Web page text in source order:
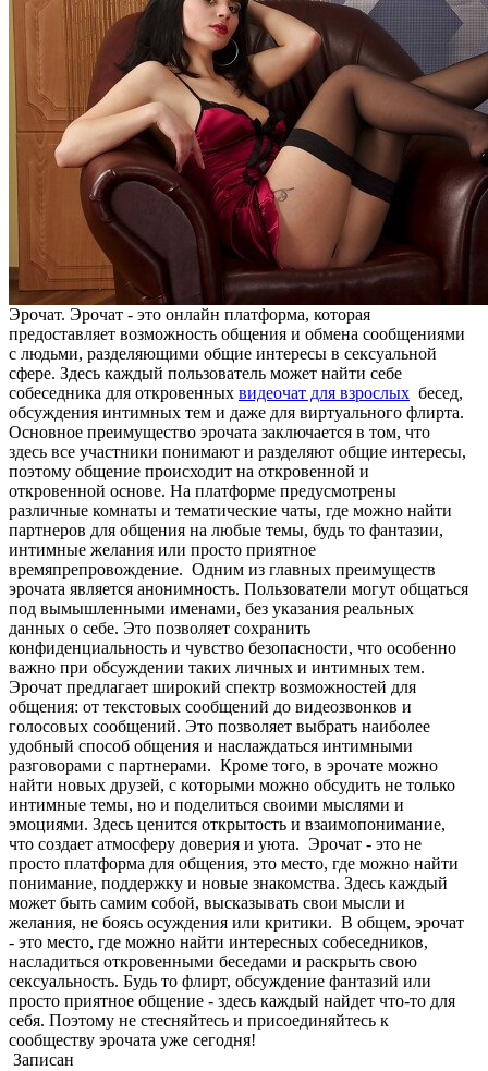
Эрочат. Эрочат - это онлайн платформа, которая
предоставляет возможность общения и обмена сообщениями
с людьми, разделяющими общие интересы в сексуальной
сфере. Здесь каждый пользователь может найти себе
собеседника для откровенных видеочат для взрослых бесед,
обсуждения интимных тем и даже для виртуального флирта.
Основное преимущество эрочата заключается в том, что
здесь все участники понимают и разделяют общие интересы,
поэтому общение происходит на откровенной и
откровенной основе. На платформе предусмотрены
различные комнаты и тематические чаты, где можно найти
партнеров для общения на любые темы, будь то фантазии,
интимные желания или просто приятное
времяпрепровождение. Одним из главных преимуществ
эрочата является анонимность. Пользователи могут общаться
под вымышленными именами, без указания реальных
данных о себе. Это позволяет сохранить
конфиденциальность и чувство безопасности, что особенно
важно при обсуждении таких личных и интимных тем.
Эрочат предлагает широкий спектр возможностей для
общения: от текстовых сообщений до видеозвонков и
голосовых сообщений. Это позволяет выбрать наиболее
удобный способ общения и наслаждаться интимными
разговорами с партнерами. Кроме того, в эрочате можно
найти новых друзей, с которыми можно обсудить не только
интимные темы, но и поделиться своими мыслями и
эмоциями. Здесь ценится открытость и взаимопонимание,
что создает атмосферу доверия и уюта. Эрочат - это не
просто платформа для общения, это место, где можно найти
понимание, поддержку и новые знакомства. Здесь каждый
может быть самим собой, высказывать свои мысли и
желания, не боясь осуждения или критики. В общем, эрочат
- это место, где можно найти интересных собеседников,
насладиться откровенными беседами и раскрыть свою
сексуальность. Будь то флирт, обсуждение фантазий или
просто приятное общение - здесь каждый найдет что-то для
себя. Поэтому не стесняйтесь и присоединяйтесь к
сообществу эрочата уже сегодня!
Записан